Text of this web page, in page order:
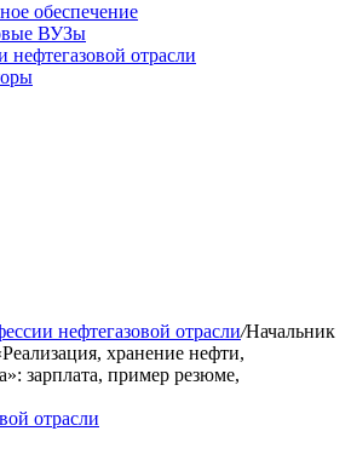
обеспечение
ВУЗы
нефтегазовой отрасли
нефтегазовой отрасли/Начальник
хранение нефти,
зарплата, пример резюме,
отрасли